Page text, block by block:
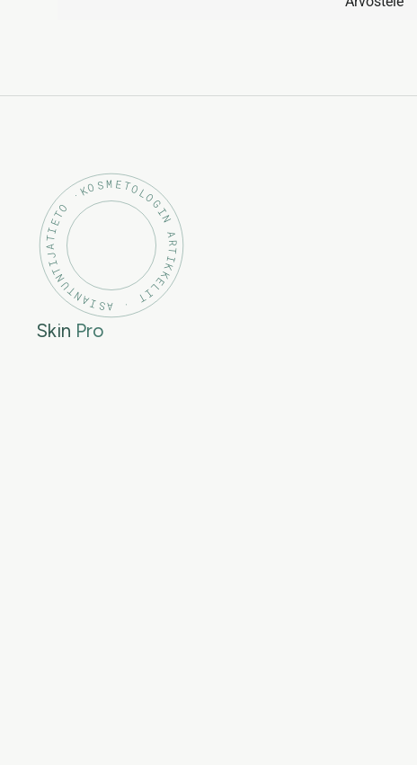
KOSMETOLOGIN ARTIKKELIT · ASIANTUNTIJATIETO ·
Skin Pro